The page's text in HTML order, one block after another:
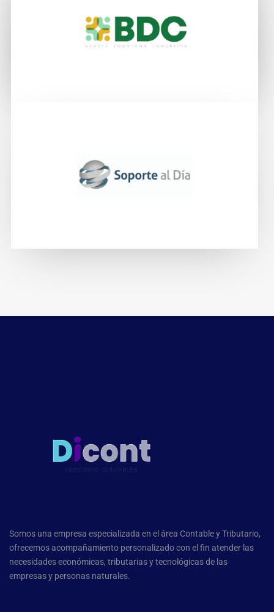
Somos una empresa especializada en el área Contable y Tributario,
ofrecemos acompañamiento personalizado con el fin atender las
necesidades económicas, tributarias y tecnológicas de las
empresas y personas naturales.